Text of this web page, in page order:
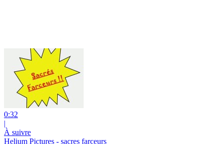
0:32
|
À suivre
Helium Pictures - sacres farceurs